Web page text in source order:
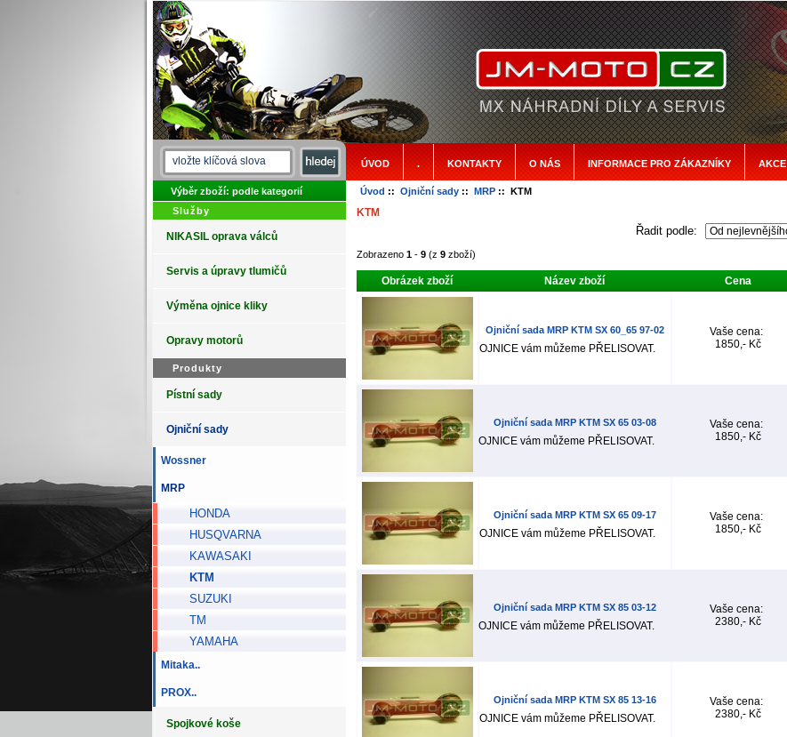
ÚVOD . KONTAKTY O NÁS INFORMACE PRO ZÁKAZNÍKY AKCE
Výběr zboží: podle kategorií
Služby
NIKASIL oprava válců
Servis a úpravy tlumičů
Výměna ojnice kliky
Opravy motorů
Produkty
Pístní sady
Ojniční sady
Wossner
MRP
HONDA
HUSQVARNA
KAWASAKI
KTM
SUZUKI
TM
YAMAHA
Mitaka..
PROX..
Spojkové koše
Úvod :: Ojniční sady:: MRP:: KTM
KTM
Řadit podle:
Zobrazeno 1- 9(z 9zboží)
Obrázek zboží Název zboží Cena
Ojniční sada MRP KTM SX 60_65 97-02
OJNICE vám můžeme PŘELISOVAT.
Vaše cena:
1850,- Kč
Ojniční sada MRP KTM SX 65 03-08
OJNICE vám můžeme PŘELISOVAT.
Vaše cena:
1850,- Kč
Ojniční sada MRP KTM SX 65 09-17
OJNICE vám můžeme PŘELISOVAT.
Vaše cena:
1850,- Kč
Ojniční sada MRP KTM SX 85 03-12
OJNICE vám můžeme PŘELISOVAT.
Vaše cena:
2380,- Kč
Ojniční sada MRP KTM SX 85 13-16
OJNICE vám můžeme PŘELISOVAT.
Vaše cena:
2380,- Kč